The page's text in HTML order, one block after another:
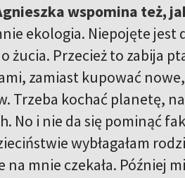
wspomina też,
ekologia. Niepojęte
żucia. Przecież to zabija
zamiast kupować
Trzeba kochać planetę,
No i nie da się pominąć
wybłagałam
na mnie czekała. Później